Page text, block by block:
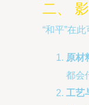
二、
“和平”在
原材
都会
工艺